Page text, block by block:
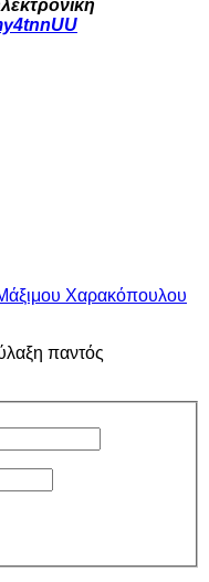
Χαρακόπουλου
παντός